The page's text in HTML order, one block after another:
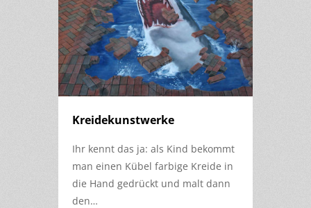
Kreidekunstwerke
Ihr kennt das ja: als Kind bekommt
man einen Kübel farbige Kreide in
die Hand gedrückt und malt dann
den…